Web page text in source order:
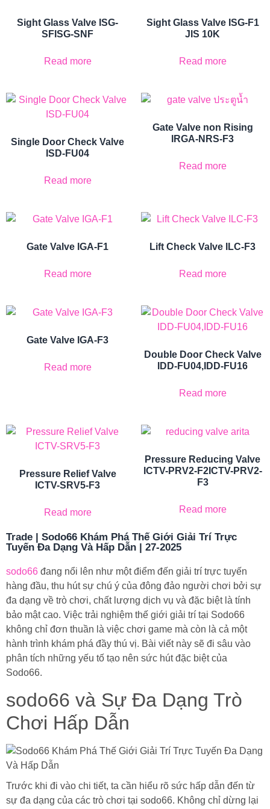
Sight Glass Valve ISG-
SFISG-SNF
Read more
Sight Glass Valve ISG-F1
JIS 10K
Read more
Single Door Check Valve
ISD-FU04
Read more
Gate Valve non Rising
IRGA-NRS-F3
Read more
Gate Valve IGA-F1
Read more
Lift Check Valve ILC-F3
Read more
Gate Valve IGA-F3
Read more
Double Door Check Valve
IDD-FU04,IDD-FU16
Read more
Pressure Relief Valve
ICTV-SRV5-F3
Read more
Pressure Reducing Valve
ICTV-PRV2-F2ICTV-PRV2-
F3
Read more
Trade | Sodo66 Khám Phá Thế Giới Giải Trí Trực
Tuyến Đa Dạng Và Hấp Dẫn | 27-2025
sodo66 đang nổi lên như một điểm đến giải trí trực tuyến
hàng đầu, thu hút sự chú ý của đông đảo người chơi bởi sự
đa dạng về trò chơi, chất lượng dịch vụ và đặc biệt là tính
bảo mật cao. Việc trải nghiệm thế giới giải trí tại Sodo66
không chỉ đơn thuần là việc chơi game mà còn là cả một
hành trình khám phá đầy thú vị. Bài viết này sẽ đi sâu vào
phân tích những yếu tố tạo nên sức hút đặc biệt của
Sodo66.
sodo66 và Sự Đa Dạng Trò
Chơi Hấp Dẫn
Trước khi đi vào chi tiết, ta cần hiểu rõ sức hấp dẫn đến từ
sự đa dạng của các trò chơi tại sodo66. Không chỉ dừng lại